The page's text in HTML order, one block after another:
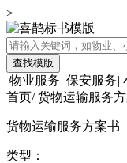
>
查找模版
物业服务| 保安服务|
首页/ 货物运输服务
货物运输服务方案书
类型：